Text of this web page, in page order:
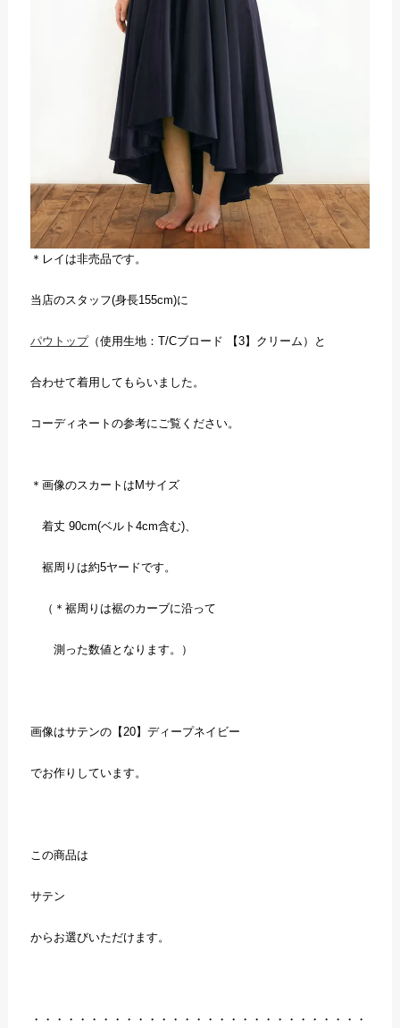
＊レイは非売品です。
当店のスタッフ(身長155cm)に
パウトップ（使用生地：T/Cブロード 【3】クリーム）と
合わせて着用してもらいました。
コーディネートの参考にご覧ください。
＊画像のスカートはMサイズ
着丈 90cm(ベルト4cm含む)、
裾周りは約5ヤードです。
（＊裾周りは裾のカーブに沿って
測った数値となります。）
画像はサテンの【20】ディープネイビー
でお作りしています。
この商品は
サテン
からお選びいただけます。
・・・・・・・・・・・・・・・・・・・・・・・・・・・・・